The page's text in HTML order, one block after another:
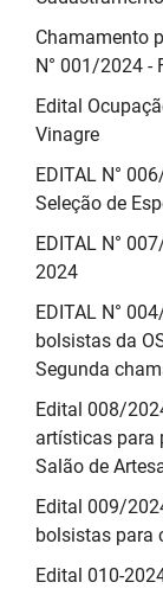
Chamamento
N° 001/2024 -
Edital
Vinagre
EDITAL N°
Seleção de
EDITAL N°
2024
EDITAL N°
bolsistas da
Segunda
Edital 008/
artísticas para
Salão de
Edital 009/
bolsistas para
Edital 010-